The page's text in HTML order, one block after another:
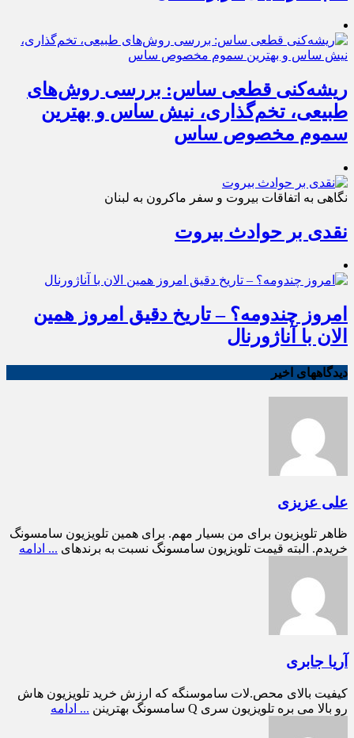
ریشه‌کنی قطعی ساس: بررسی روش‌های
طبیعی، تخم‌گذاری، نیش ساس و بهترین
سموم مخصوص ساس
نگاهی به اتفاقات بیروت و سفر ماکرون به لبنان
نقدی بر حوادث بیروت
امروز چندومه؟ – تاریخ دقیق امروز همین
الان با آناژورنال
دیدگاههای اخیر
علی عزیزی
ظاهر تلویزیون برای من بسیار مهم. برای همین تلویزیون سامسونگ
خریدم. البته قیمت تلویزیون سامسونگ نسبت به برندهای ... ادامه
آریا جابری
کیفیت بالای محص.لات ساموسنگه که ارزش خرید تلویزیون هاش
رو بالا می بره تلویزیون سری Q سامسونگ بهترینن
... ادامه